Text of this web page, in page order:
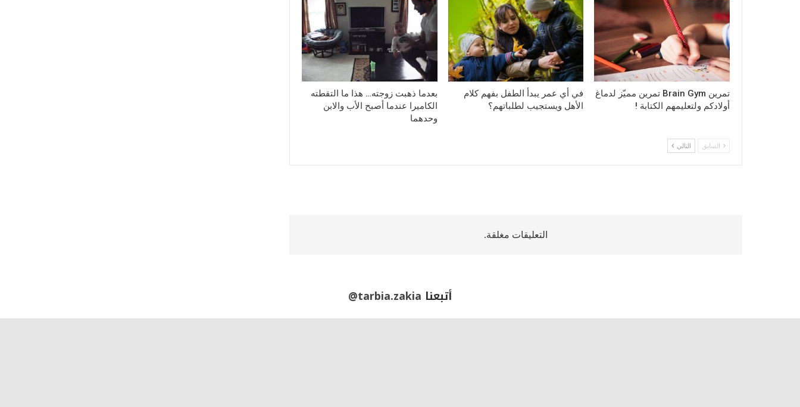
تمرين Brain Gym تمرين مميّز لدماغ
أولادكم ولتعليمهم الكتابة !
في أي عمر يبدأ الطفل بفهم كلام
الأهل ويستجيب لطلباتهم؟
بعدما ذهبت زوجته… هذا ما التقطته
الكاميرا عندما أصبح الأب والابن
وحدهما
السابق التالي
التعليقات مغلقة.
أتبعنا @tarbia.zakia